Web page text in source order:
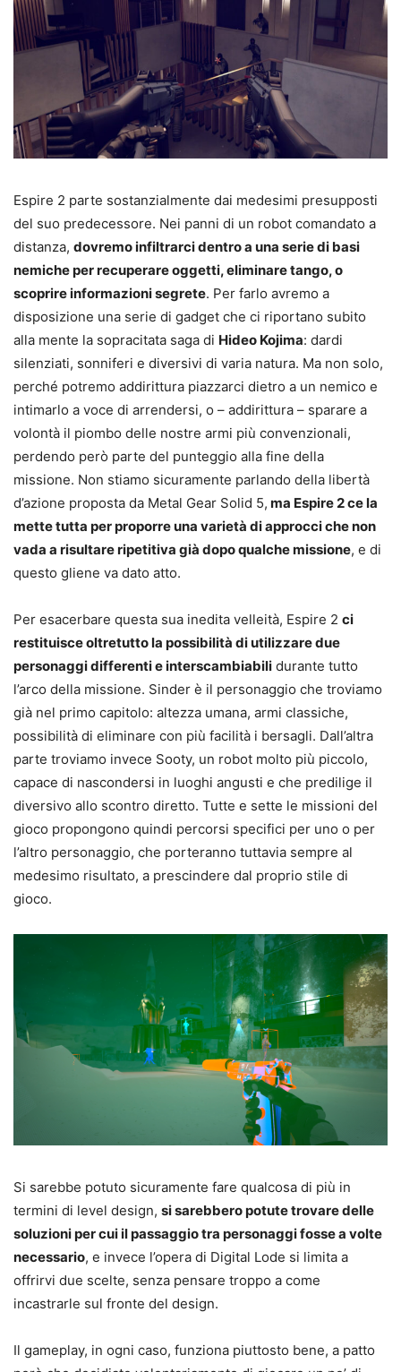
Espire 2 parte sostanzialmente dai medesimi presupposti
del suo predecessore. Nei panni di un robot comandato a
distanza, dovremo infiltrarci dentro a una serie di basi
nemiche per recuperare oggetti, eliminare tango, o
scoprire informazioni segrete. Per farlo avremo a
disposizione una serie di gadget che ci riportano subito
alla mente la sopracitata saga di Hideo Kojima: dardi
silenziati, sonniferi e diversivi di varia natura. Ma non solo,
perché potremo addirittura piazzarci dietro a un nemico e
intimarlo a voce di arrendersi, o – addirittura – sparare a
volontà il piombo delle nostre armi più convenzionali,
perdendo però parte del punteggio alla fine della
missione. Non stiamo sicuramente parlando della libertà
d’azione proposta da Metal Gear Solid 5, ma Espire 2 ce la
mette tutta per proporre una varietà di approcci che non
vada a risultare ripetitiva già dopo qualche missione, e di
questo gliene va dato atto.
Per esacerbare questa sua inedita velleità, Espire 2 ci
restituisce oltretutto la possibilità di utilizzare due
personaggi differenti e interscambiabili durante tutto
l’arco della missione. Sinder è il personaggio che troviamo
già nel primo capitolo: altezza umana, armi classiche,
possibilità di eliminare con più facilità i bersagli. Dall’altra
parte troviamo invece Sooty, un robot molto più piccolo,
capace di nascondersi in luoghi angusti e che predilige il
diversivo allo scontro diretto. Tutte e sette le missioni del
gioco propongono quindi percorsi specifici per uno o per
l’altro personaggio, che porteranno tuttavia sempre al
medesimo risultato, a prescindere dal proprio stile di
gioco.
Si sarebbe potuto sicuramente fare qualcosa di più in
termini di level design, si sarebbero potute trovare delle
soluzioni per cui il passaggio tra personaggi fosse a volte
necessario, e invece l’opera di Digital Lode si limita a
offrirvi due scelte, senza pensare troppo a come
incastrarle sul fronte del design.
Il gameplay, in ogni caso, funziona piuttosto bene, a patto